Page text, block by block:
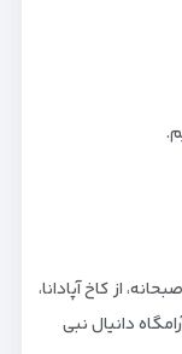
از کاخ آپادانا،
دانیال نبی